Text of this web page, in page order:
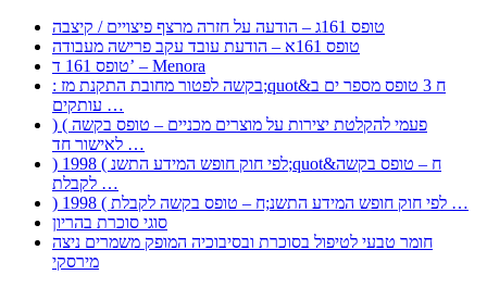
טופס 161ג – הודעה על חזרה מרצף פיצויים / קיצבה
טופס 161א – הודעת עובד עקב פרישה מעבודה
טופס 161 ד’ – Menora
: בקשה לפטור מחובת התקנת מז;quot&ח 3 טופס מספר ים ב
עותקים …
) ( פעמי להקלטת יצירות על מוצרים מכניים – טופס בקשה
לאישור חד …
) 1998 ( לפי חוק חופש המידע התשנ;quot&ח – טופס בקשה
לקבלת …
) 1998 ( לפי חוק חופש המידע התשנ;ח – טופס בקשה לקבלת …
סוגי סוכרת בהריון
חומר טבעי לטיפול בסוכרת ובסיבוכיה המופק משמרים ניצה
מירסקי